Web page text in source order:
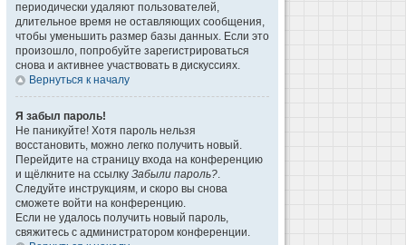
периодически удаляют пользователей,
длительное время не оставляющих сообщения,
чтобы уменьшить размер базы данных. Если это
произошло, попробуйте зарегистрироваться
снова и активнее участвовать в дискуссиях.
Вернуться к началу
Я забыл пароль!
Не паникуйте! Хотя пароль нельзя
восстановить, можно легко получить новый.
Перейдите на страницу входа на конференцию
и щёлкните на ссылку Забыли пароль?.
Следуйте инструкциям, и скоро вы снова
сможете войти на конференцию.
Если не удалось получить новый пароль,
свяжитесь с администратором конференции.